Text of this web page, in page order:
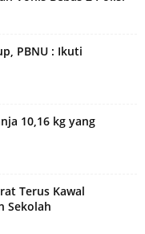
PBNU : Ikuti
10,16 kg yang
Terus Kawal
Sekolah